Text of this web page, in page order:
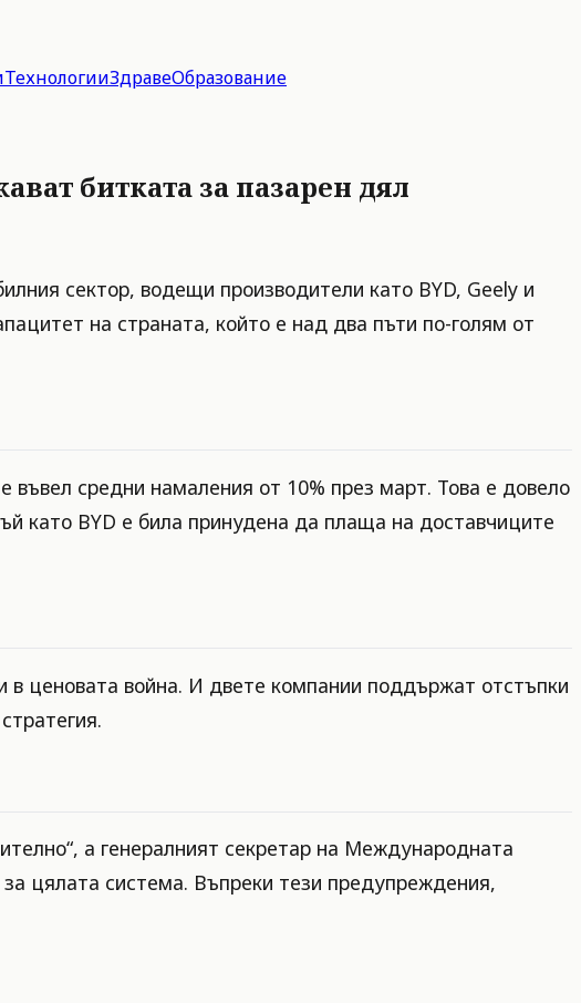
ТехнологииЗдравеОбразование
битката за пазарен дял
сектор, водещи производители като BYD, Geely и
на страната, който е над два пъти по-голям от
въвел средни намаления от 10% през март. Това е довело
като BYD е била принудена да плаща на доставчиците
в ценовата война. И двете компании поддържат отстъпки
а генералният секретар на Международната
цялата система. Въпреки тези предупреждения,